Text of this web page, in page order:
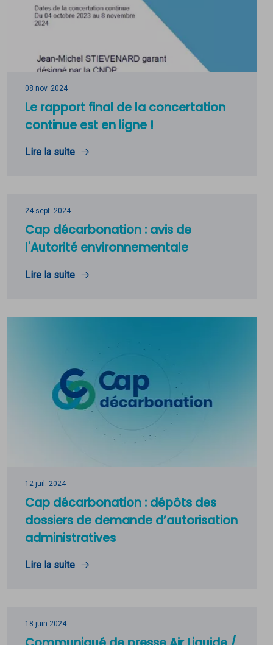
08 nov. 2024
Le rapport final de la concertation
continue est en ligne !
Lire la suite
24 sept. 2024
Cap décarbonation : avis de
l'Autorité environnementale
Lire la suite
12 juil. 2024
Cap décarbonation : dépôts des
dossiers de demande d’autorisation
administratives
Lire la suite
18 juin 2024